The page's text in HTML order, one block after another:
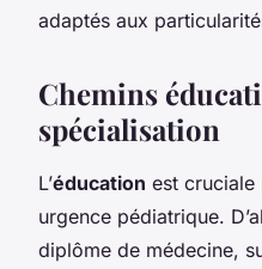
adaptés aux
Chemins
spécialisation
L’éducation est cruciale
urgence pédiatrique.
diplôme de médecine,